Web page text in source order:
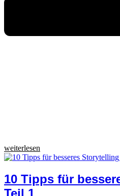
weiterlesen
10 Tipps für